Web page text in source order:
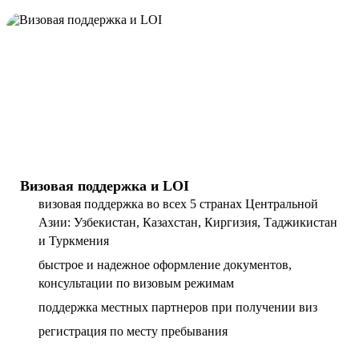
Визовая поддержка и LOI
визовая поддержка во всех 5 странах Центральной
Азии: Узбекистан, Казахстан, Киргизия, Таджикистан
и Туркмения
быстрое и надежное оформление документов,
консультации по визовым режимам
поддержка местных партнеров при получении виз
регистрация по месту пребывания